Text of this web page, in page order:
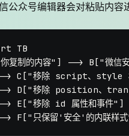
公众号编辑器会对粘贴内容
TB
复制的内容"] --> B["微信安
> C["移除 script、style
> D["移除 position、
E["移除 id 属性和事件"]